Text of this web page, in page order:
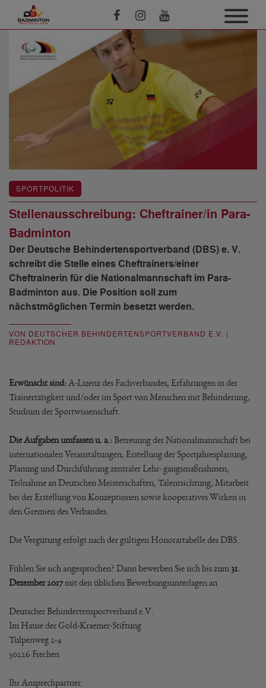
SPORTPOLITIK
Stellenausschreibung: Cheftrainer/in Para-
Badminton
Der Deutsche Behindertensportverband (DBS) e. V.
schreibt die Stelle eines Cheftrainers/einer
Cheftrainerin für die Nationalmannschaft im Para-
Badminton aus. Die Position soll zum
nächstmöglichen Termin besetzt werden.
VON DEUTSCHER BEHINDERTENSPORTVERBAND E.V. |
REDAKTION
Erwünscht sind: A-Lizenz des Fachverbandes, Erfahrungen in der
Trainertätigkeit und/oder im Sport von Menschen mit Behinderung,
Studium der Sportwissenschaft.
Die Aufgaben umfassen u. a.:Betreuung der Nationalmannschaft bei
internationalen Veranstaltungen, Erstellung der Sportjahresplanung,
Planung und Durchführung zentraler Lehr- gangsmaßnahmen,
Teilnahme an Deutschen Meisterschaften, Talentsichtung, Mitarbeit
bei der Erstellung von Konzeptionen sowie kooperatives Wirken in
den Gremien des Verbandes.
Die Vergütung erfolgt nach der gültigen Honorartabelle des DBS.
Fühlen Sie sich angesprochen? Dann bewerben Sie sich bis zum 31.
Dezember 2017mit den üblichen Bewerbungsunterlagen an
Deutscher Behindertensportverband e.V.
Im Hause der Gold-Kraemer-Stiftung
Tulpenweg 2-4
50226 Frechen
Ihr Ansprechpartner: